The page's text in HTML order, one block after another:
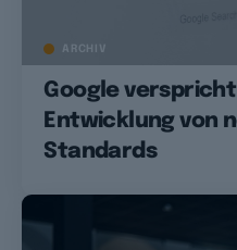
ARCHIV
Google
Entwicklung von
Standards